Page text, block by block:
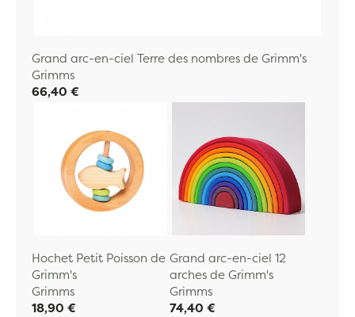
Grand arc-en-ciel Terre des nombres de Grimm's
Grimms
66,40 €
Hochet Petit Poisson de
Grimm's
Grimms
18,90 €
Grand arc-en-ciel 12
arches de Grimm's
Grimms
74,40 €